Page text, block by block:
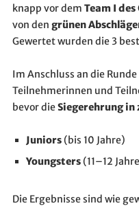
knapp vor dem Team I des
von den
Gewertet wurden die 3
Im Anschluss an die
Teilnehmerinnen und
bevor die Siegerehrung
Juniors (bis 10 Jahre)
Youngsters (11–12
Die Ergebnisse sind wie